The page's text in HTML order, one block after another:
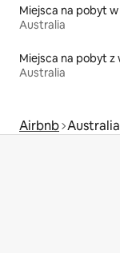
Australia
Australia
Airbnb Australia